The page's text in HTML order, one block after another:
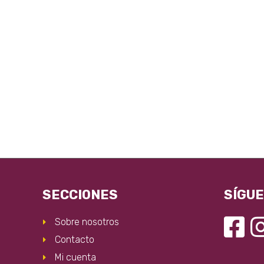
SECCIONES
Sobre nosotros
Contacto
Mi cuenta